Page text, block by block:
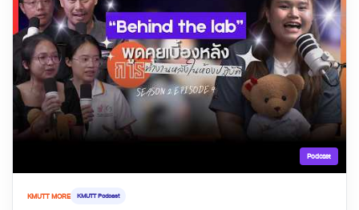
Podcast
KMUTT MORE KMUTT Podcast